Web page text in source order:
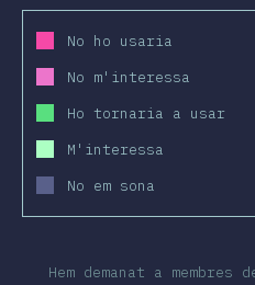
No ho usaria
No m'interessa
Ho tornaria a usar
M'interessa
No em sona
Hem demanat a